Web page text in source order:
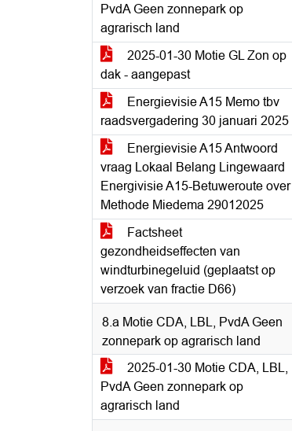
PvdA Geen zonnepark op
agrarisch land
2025-01-30 Motie GL Zon op
dak - aangepast
Energievisie A15 Memo tbv
raadsvergadering 30 januari 2025
Energievisie A15 Antwoord
vraag Lokaal Belang Lingewaard
Energivisie A15-Betuweroute over
Methode Miedema 29012025
Factsheet
gezondheidseffecten van
windturbinegeluid (geplaatst op
verzoek van fractie D66)
8.a Motie CDA, LBL, PvdA Geen
zonnepark op agrarisch land
2025-01-30 Motie CDA, LBL,
PvdA Geen zonnepark op
agrarisch land